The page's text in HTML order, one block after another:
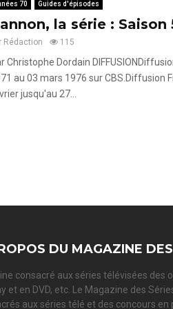
70 Guides d'épisodes
la série : Saison
Rédaction 115
Christophe Dordain
au 03 mars 1976 sur CBS.Diffusion
jusqu'au 27...
DU MAGAZINE
consacré aux séries télévisées des
et en DVD, etc. Le Magazine des
aux séries télé et des concours